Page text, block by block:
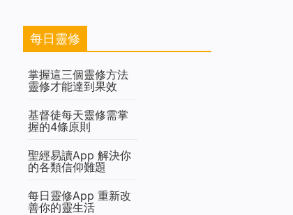
每日靈修
掌握這三個靈修方法
靈修才能達到果效
基督徒每天靈修需掌
握的4條原則
聖經易讀App 解決你
的各類信仰難題
每日靈修App 重新改
善你的靈生活